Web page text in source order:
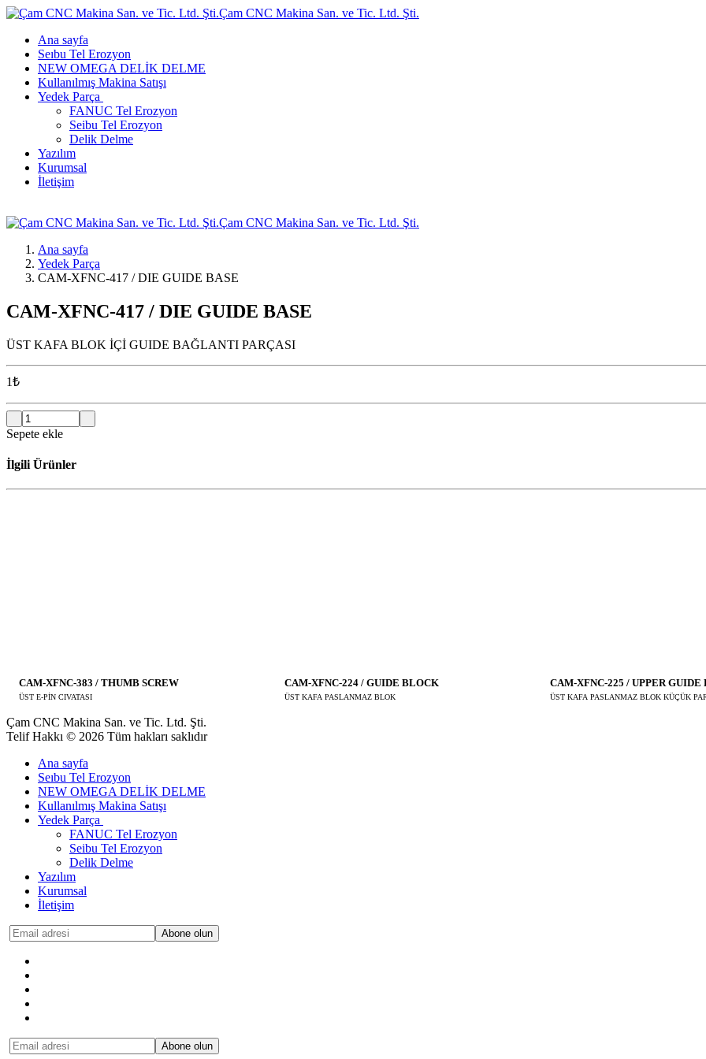
Çam CNC Makina San. ve Tic. Ltd. Şti.
Ana sayfa
Seıbu Tel Erozyon
NEW OMEGA DELİK DELME
Kullanılmış Makina Satışı
Yedek Parça
FANUC Tel Erozyon
Seibu Tel Erozyon
Delik Delme
Yazılım
Kurumsal
İletişim
Çam CNC Makina San. ve Tic. Ltd. Şti.
Ana sayfa
Yedek Parça
CAM-XFNC-417 / DIE GUIDE BASE
CAM-XFNC-417 / DIE GUIDE BASE
ÜST KAFA BLOK İÇİ GUIDE BAĞLANTI PARÇASI
1₺
Sepete ekle
İlgili Ürünler
CAM-XFNC-383 / THUMB SCREW
ÜST E-PİN CIVATASI
CAM-XFNC-224 / GUIDE BLOCK
ÜST KAFA PASLANMAZ BLOK
CAM-XFNC-225 / UPPER GUIDE
ÜST KAFA PASLANMAZ BLOK KÜÇÜK
Çam CNC Makina San. ve Tic. Ltd. Şti.
Telif Hakkı © 2026 Tüm hakları saklıdır
Ana sayfa
Seıbu Tel Erozyon
NEW OMEGA DELİK DELME
Kullanılmış Makina Satışı
Yedek Parça
FANUC Tel Erozyon
Seibu Tel Erozyon
Delik Delme
Yazılım
Kurumsal
İletişim
Abone olun
Abone olun